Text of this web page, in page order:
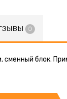
0
блок.